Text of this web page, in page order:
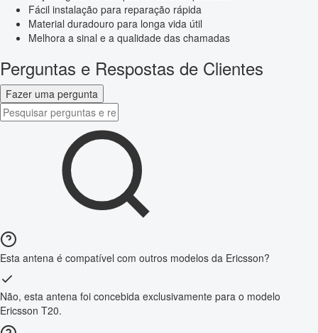
Fácil instalação para reparação rápida
Material duradouro para longa vida útil
Melhora a sinal e a qualidade das chamadas
Perguntas e Respostas de Clientes
Fazer uma pergunta
Esta antena é compatível com outros modelos da Ericsson?
Não, esta antena foi concebida exclusivamente para o modelo
Ericsson T20.